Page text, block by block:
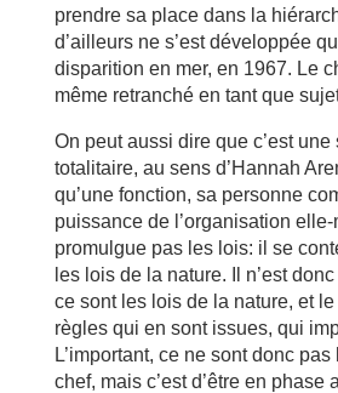
prendre sa place dans la
d’ailleurs ne s’est développée
disparition en mer, en 1967. Le
même retranché en tant que
On peut aussi dire que c’est une
totalitaire, au sens d’Hannah
qu’une fonction, sa personne
puissance de l’organisation
promulgue pas les lois: il se
les lois de la nature. Il n’est
ce sont les lois de la nature, et
règles qui en sont issues, qui
L’important, ce ne sont donc
chef, mais c’est d’être en phase